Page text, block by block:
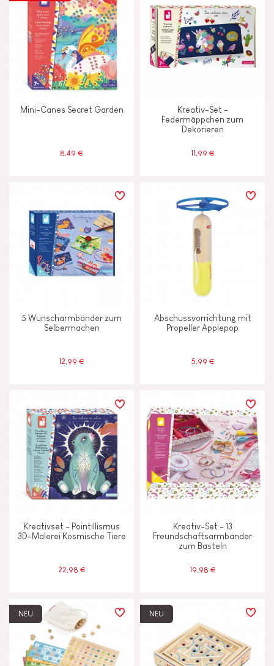
Mini-Canes Secret Garden
8,49 €
Kreativ-Set -
Federmäppchen zum
Dekorieren
11,99 €
5 Wunscharmbänder zum
Selbermachen
12,99 €
Abschussvorrichtung mit
Propeller Applepop
5,99 €
Kreativset - Pointillismus
3D-Malerei Kosmische Tiere
22,98 €
Kreativ-Set - 13
Freundschaftsarmbänder
zum Basteln
19,98 €
NEU NEU